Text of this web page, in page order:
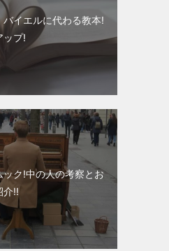
バイエルに代わる教本!
ップ!
ック!中の人の考察とお
介!!